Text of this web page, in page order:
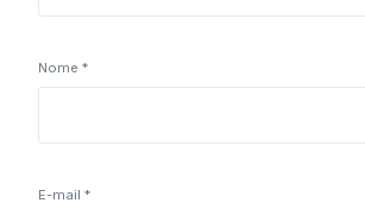
Nome*
E-mail*